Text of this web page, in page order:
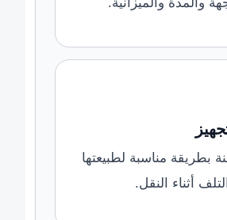
بطريقة مناسبة لطبيعتها
أثناء النقل.